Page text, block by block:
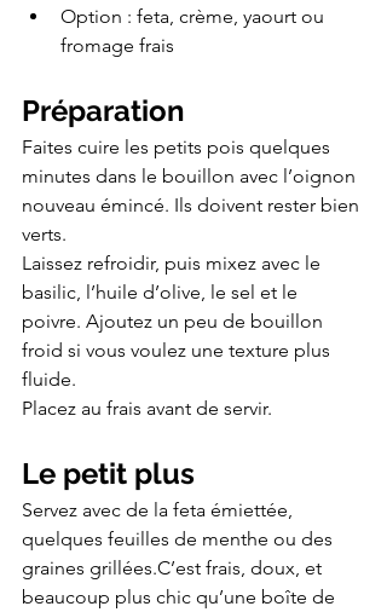
Option : feta, crème, yaourt ou
fromage frais
Préparation
Faites cuire les petits pois quelques
minutes dans le bouillon avec l’oignon
nouveau émincé. Ils doivent rester bien
verts.
Laissez refroidir, puis mixez avec le
basilic, l’huile d’olive, le sel et le
poivre. Ajoutez un peu de bouillon
froid si vous voulez une texture plus
fluide.
Placez au frais avant de servir.
Le petit plus
Servez avec de la feta émiettée,
quelques feuilles de menthe ou des
graines grillées.C’est frais, doux, et
beaucoup plus chic qu’une boîte de